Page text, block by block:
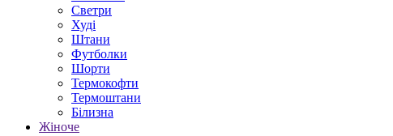
Светри
Худі
Штани
Футболки
Шорти
Термокофти
Термоштани
Білизна
Жіноче